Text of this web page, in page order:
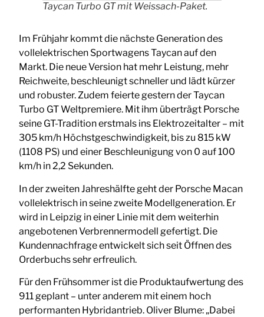
Taycan Turbo GT mit Weissach-Paket.
Im Frühjahr kommt die nächste Generation des
vollelektrischen Sportwagens Taycan auf den
Markt. Die neue Version hat mehr Leistung, mehr
Reichweite, beschleunigt schneller und lädt kürzer
und robuster. Zudem feierte gestern der Taycan
Turbo GT Weltpremiere. Mit ihm überträgt Porsche
seine GT-Tradition erstmals ins Elektrozeitalter – mit
305 km/h Höchstgeschwindigkeit, bis zu 815 kW
(1108 PS) und einer Beschleunigung von 0 auf 100
km/h in 2,2 Sekunden.
In der zweiten Jahreshälfte geht der Porsche Macan
vollelektrisch in seine zweite Modellgeneration. Er
wird in Leipzig in einer Linie mit dem weiterhin
angebotenen Verbrennermodell gefertigt. Die
Kundennachfrage entwickelt sich seit Öffnen des
Orderbuchs sehr erfreulich.
Für den Frühsommer ist die Produktaufwertung des
911 geplant – unter anderem mit einem hoch
performanten Hybridantrieb. Oliver Blume: „Dabei